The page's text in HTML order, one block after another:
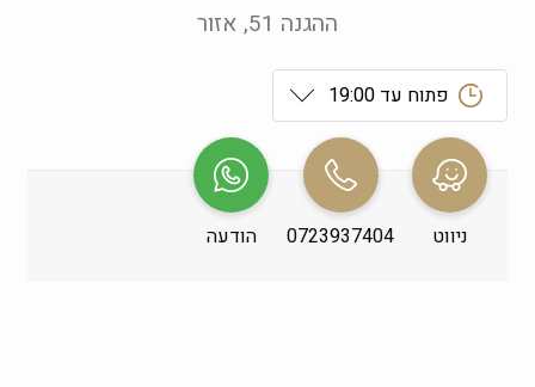
ההגנה 51, אזור
פתוח עד 19:00
ראשון
שני
09:00-19:00
שלישי
ניווט 0723937404 הודעה